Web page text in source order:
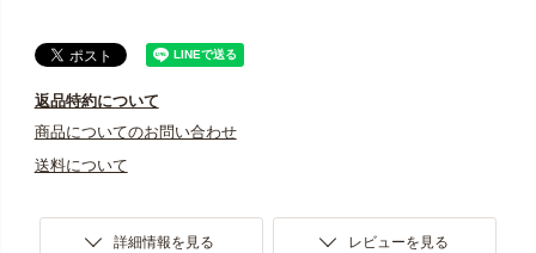
返品特約について
商品についてのお問い合わせ
送料について
詳細情報を見る レビューを見る